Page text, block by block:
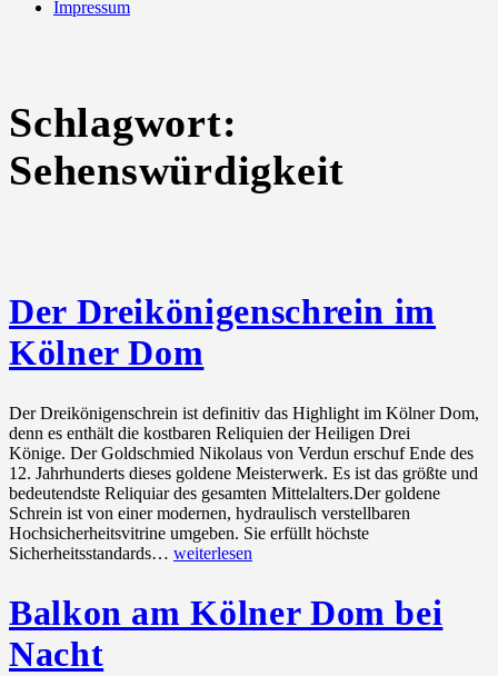
Impressum
Schlagwort:
Sehenswürdigkeit
Der Dreikönigenschrein im
Kölner Dom
Der Dreikönigenschrein ist definitiv das Highlight im Kölner Dom,
denn es enthält die kostbaren Reliquien der Heiligen Drei
Könige. Der Goldschmied Nikolaus von Verdun erschuf Ende des
12. Jahrhunderts dieses goldene Meisterwerk. Es ist das größte und
bedeutendste Reliquiar des gesamten Mittelalters.Der goldene
Schrein ist von einer modernen, hydraulisch verstellbaren
Hochsicherheitsvitrine umgeben. Sie erfüllt höchste
Sicherheitsstandards… Der
Kölner
Dom
weiterlesen
Balkon am Kölner Dom bei
Nacht